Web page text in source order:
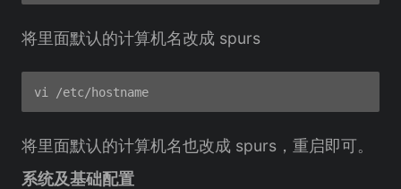
将里面默认的计算机名改成 spurs
将里面默认的计算机名也改成 spurs，重启即可。
系统及基础配置